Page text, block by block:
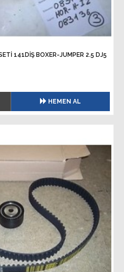
141DİŞ BOXER-JUMPER 2.5 DJ5
HEMEN AL